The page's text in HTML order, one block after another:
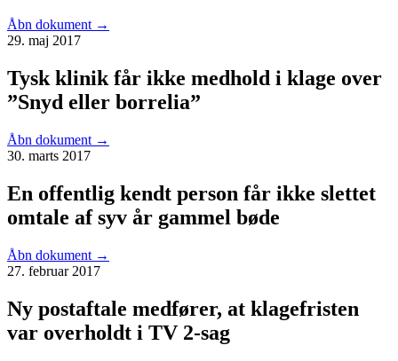
Åbn dokument →
29. maj 2017
Tysk klinik får ikke medhold i klage over
”Snyd eller borrelia”
Åbn dokument →
30. marts 2017
En offentlig kendt person får ikke slettet
omtale af syv år gammel bøde
Åbn dokument →
27. februar 2017
Ny postaftale medfører, at klagefristen
var overholdt i TV 2-sag